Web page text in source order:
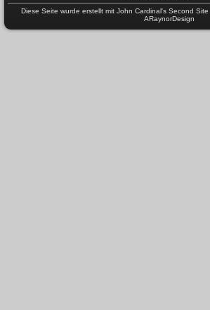
Diese Seite wurde erstellt mit John Cardinal's Second Site
ARaynorDesign